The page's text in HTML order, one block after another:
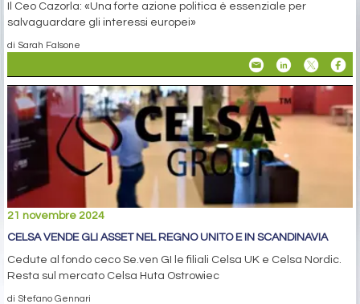
Il Ceo Cazorla: «Una forte azione politica è essenziale per
salvaguardare gli interessi europei»
di Sarah Falsone
21 novembre 2024
CELSA VENDE GLI ASSET NEL REGNO UNITO E IN SCANDINAVIA
Cedute al fondo ceco Se.ven GI le filiali Celsa UK e Celsa Nordic.
Resta sul mercato Celsa Huta Ostrowiec
di Stefano Gennari